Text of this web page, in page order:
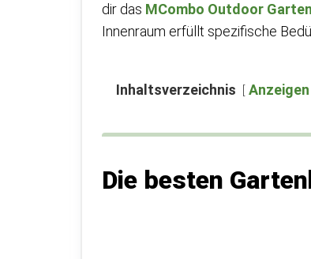
dir das MCombo Outdoor
Innenraum erfüllt spezifische
Inhaltsverzeichnis Anzeigen
Die besten